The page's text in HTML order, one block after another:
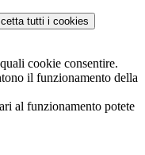
tutti i cookies
cookie consentire.
il funzionamento della
al funzionamento potete